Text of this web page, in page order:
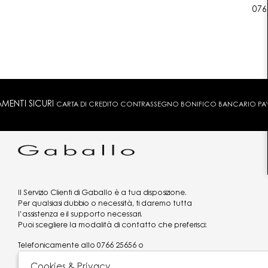
SICURI CARTA DI CREDITO CONTRASSEGNO BONIFICO BANCARIO
Il Servizio Clienti di Gaballo è a tua disposizione.
Per qualsiasi dubbio o necessità, ti daremo tutta
l’assistenza e il supporto necessari.
Puoi scegliere la modalità di contatto che preferisci:
Telefonicamente allo 0766 25656 o